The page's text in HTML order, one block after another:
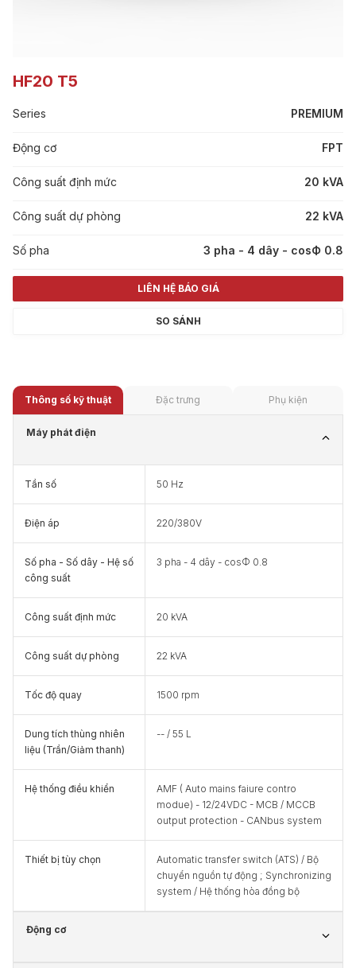
HF20 T5
Series PREMIUM
Động cơ FPT
Công suất định mức 20 kVA
Công suất dự phòng 22 kVA
Số pha 3 pha - 4 dây - cosФ 0.8
LIÊN HỆ BÁO GIÁ
SO SÁNH
Thông số kỹ thuật Đặc trưng Phụ kiện
Máy phát điện
Tần số 50 Hz
Điện áp 220/380V
Số pha - Số dây - Hệ số
công suất
3 pha - 4 dây - cosФ 0.8
Công suất định mức 20 kVA
Công suất dự phòng 22 kVA
Tốc độ quay 1500 rpm
Dung tích thùng nhiên
liệu (Trần/Giảm thanh)
-- / 55 L
Hệ thống điều khiển
AMF ( Auto mains faiure contro
modue) - 12/24VDC - MCB / MCCB
output protection - CANbus system
Thiết bị tùy chọn
Automatic transfer switch (ATS) / Bộ
chuyển nguồn tự động ; Synchronizing
system / Hệ thống hòa đồng bộ
Động cơ